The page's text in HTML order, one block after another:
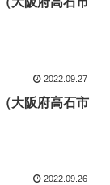
2022.09.27
大阪府高石市
2022.09.26